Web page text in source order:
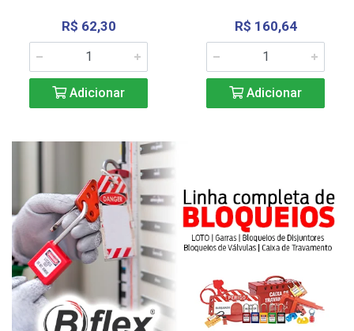
R$ 62,30
Adicionar
R$ 160,64
Adicionar